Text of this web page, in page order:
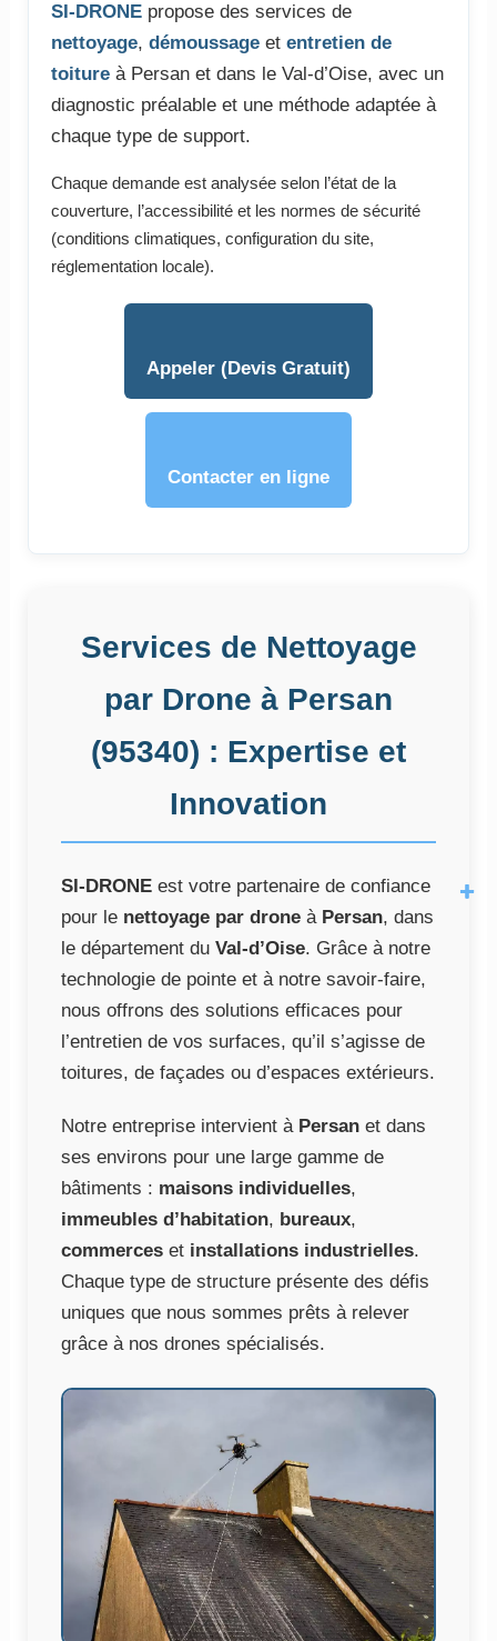
SI-DRONEpropose des services de
nettoyage, démoussageet entretien de
toitureà Persan et dans le Val-d’Oise, avec un
diagnostic préalable et une méthode adaptée à
chaque type de support.
Chaque demande est analysée selon l’état de la
couverture, l’accessibilité et les normes de sécurité
(conditions climatiques, configuration du site,
réglementation locale).
Appeler (Devis Gratuit)
Contacter en ligne
Services de Nettoyage
par Drone à Persan
(95340) : Expertise et
Innovation
SI-DRONEest votre partenaire de confiance
pour le nettoyage par droneà Persan, dans
le département du Val-d’Oise. Grâce à notre
technologie de pointe et à notre savoir-faire,
nous offrons des solutions efficaces pour
l’entretien de vos surfaces, qu’il s’agisse de
toitures, de façades ou d’espaces extérieurs.
Notre entreprise intervient à Persanet dans
ses environs pour une large gamme de
bâtiments : maisons individuelles,
immeubles d’habitation, bureaux,
commerceset installations industrielles.
Chaque type de structure présente des défis
uniques que nous sommes prêts à relever
grâce à nos drones spécialisés.